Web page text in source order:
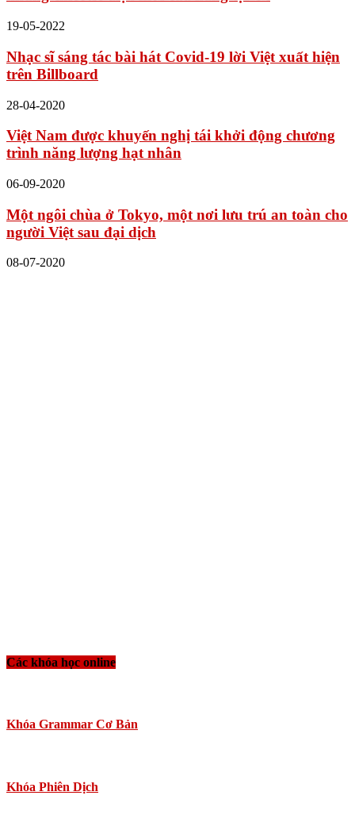
19-05-2022
Nhạc sĩ sáng tác bài hát Covid-19 lời Việt xuất hiện
trên Billboard
28-04-2020
Việt Nam được khuyến nghị tái khởi động chương
trình năng lượng hạt nhân
06-09-2020
Một ngôi chùa ở Tokyo, một nơi lưu trú an toàn cho
người Việt sau đại dịch
08-07-2020
Các khóa học online
Khóa Grammar Cơ Bản
Khóa Phiên Dịch